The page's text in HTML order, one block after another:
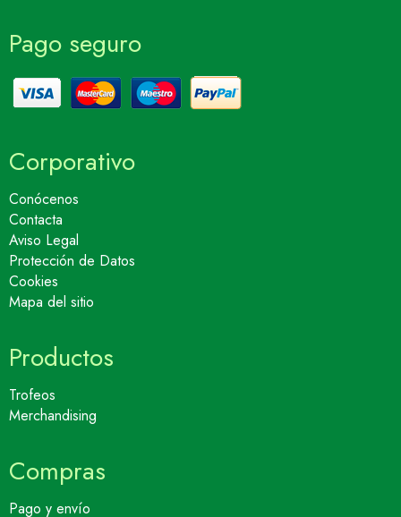
Pago seguro
Corporativo
Conócenos
Contacta
Aviso Legal
Protección de Datos
Cookies
Mapa del sitio
Productos
Trofeos
Merchandising
Compras
Pago y envío